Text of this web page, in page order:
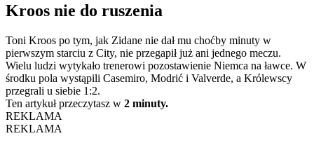
Kroos nie do ruszenia
Toni Kroos po tym, jak Zidane nie dał mu choćby minuty w
pierwszym starciu z City, nie przegapił już ani jednego meczu.
Wielu ludzi wytykało trenerowi pozostawienie Niemca na ławce. W
środku pola wystąpili Casemiro, Modrić i Valverde, a Królewscy
przegrali u siebie 1:2.
Ten artykuł przeczytasz w 2 minuty.
REKLAMA
REKLAMA